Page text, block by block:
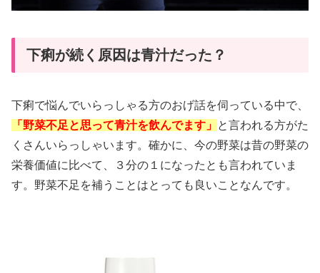
下痢が続く原因は青汁だった？
下痢で悩んでいらっしゃる方のおげ話を伺っている中で、
「野菜不足と思って青汁を飲んでます」 と言われる方がた
くさんいらっしゃいます。確かに、今の野菜は昔の野菜の
栄養価値に比べて、３分の１になったとも言われていま
す。野菜不足を補うことはとっても良いことなんです。